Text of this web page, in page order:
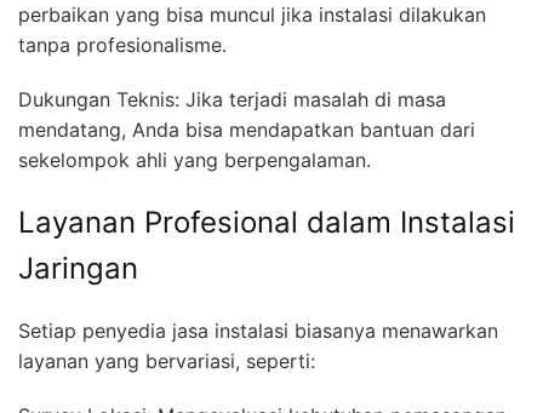
perbaikan yang bisa muncul jika instalasi dilakukan
tanpa profesionalisme.
Dukungan Teknis: Jika terjadi masalah di masa
mendatang, Anda bisa mendapatkan bantuan dari
sekelompok ahli yang berpengalaman.
Layanan Profesional dalam Instalasi
Jaringan
Setiap penyedia jasa instalasi biasanya menawarkan
layanan yang bervariasi, seperti: